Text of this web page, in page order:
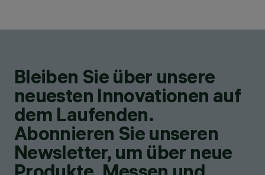
Bleiben Sie über unsere
neuesten Innovationen auf
dem Laufenden.
Abonnieren Sie unseren
Newsletter, um über neue